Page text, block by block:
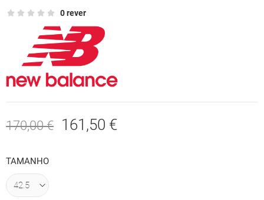
0 rever
170,00 € 161,50 €
TAMANHO